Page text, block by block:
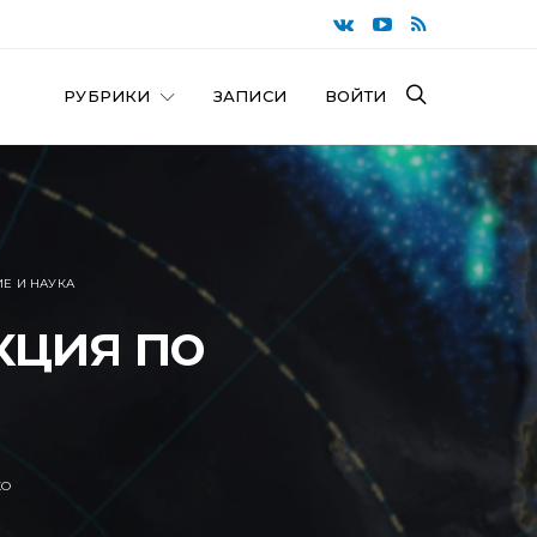
РУБРИКИ ЗАПИСИ ВОЙТИ
И НАУКА
по